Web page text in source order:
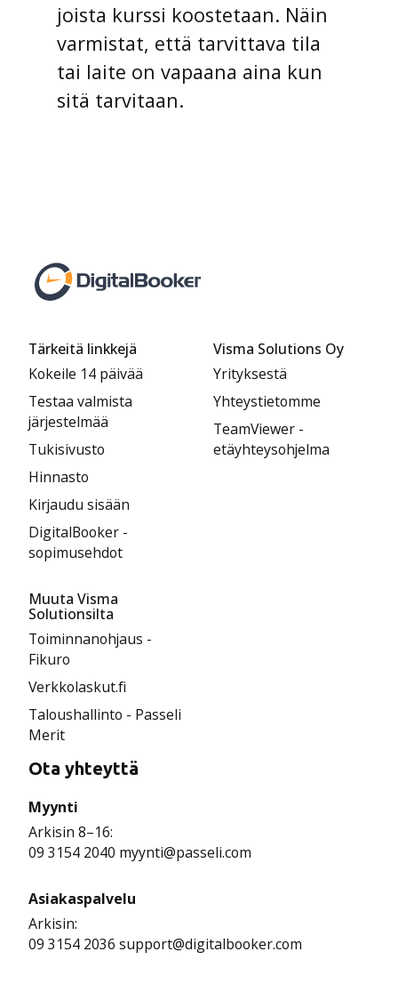
joista kurssi koostetaan. Näin
varmistat, että tarvittava tila
tai laite on vapaana aina kun
sitä tarvitaan.
Tärkeitä linkkejä
Kokeile 14 päivää
Testaa valmista
järjestelmää
Tukisivusto
Hinnasto
Kirjaudu sisään
DigitalBooker -
sopimusehdot
Visma Solutions Oy
Yrityksestä
Yhteystietomme
TeamViewer -
etäyhteysohjelma
Muuta Visma
Solutionsilta
Toiminnanohjaus -
Fikuro
Verkkolaskut.fi
Taloushallinto - Passeli
Merit
Ota yhteyttä
Myynti
Arkisin 8–16:
09 3154 2040 myynti@passeli.com
Asiakaspalvelu
Arkisin:
09 3154 2036 support@digitalbooker.com